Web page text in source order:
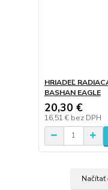
HRIADEĽ
BASHAN EAGLE
20,30 €
16,51 € bez DPH
Načítať